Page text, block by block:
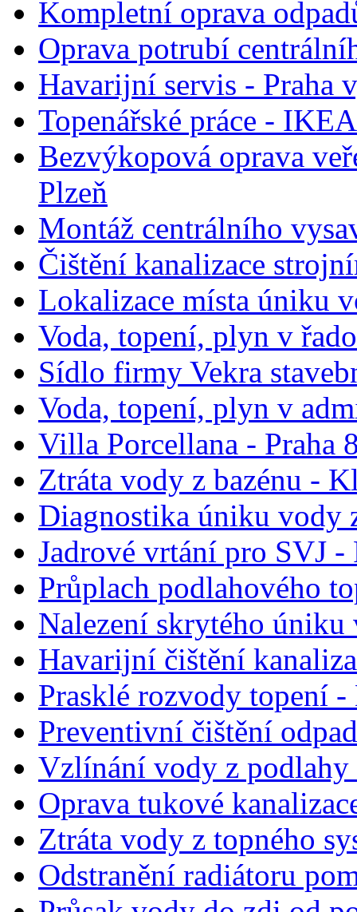
Kompletní oprava
Oprava potrubí
Havarijní servis - Praha
Topenářské práce -
Bezvýkopová oprava
Plzeň
Montáž centrálního
Čištění kanalizace
Lokalizace místa úniku
Voda, topení, plyn v
Sídlo firmy Vekra
Voda, topení, plyn v
Villa Porcellana - Praha
Ztráta vody z bazénu -
Diagnostika úniku vody
Jadrové vrtání pro SVJ -
Průplach podlahového
Nalezení skrytého úniku
Havarijní čištění
Prasklé rozvody topení -
Preventivní čištění
Vzlínání vody z podlahy
Oprava tukové
Ztráta vody z topného
Odstranění radiátoru